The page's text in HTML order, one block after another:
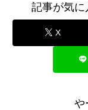
記事が気に
X
や